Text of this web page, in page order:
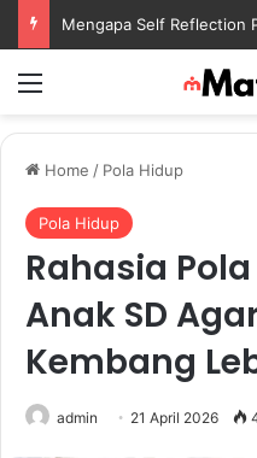
Home / Pola Hidup
Pola Hidup
Rahasia
Anak SD
Kembang
admin 21 April 2026